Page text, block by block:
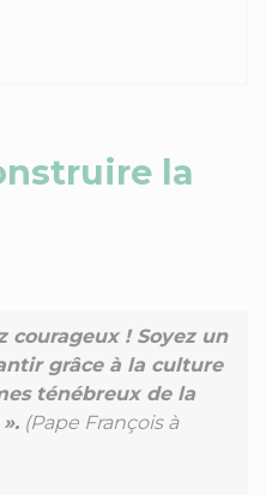
la
courageux ! Soyez un
grâce à la culture
ténébreux de la
(Pape François à